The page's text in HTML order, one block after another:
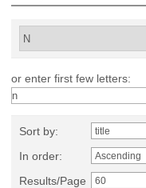
or enter first few letters:
Sort by:
In order:
Results/Page